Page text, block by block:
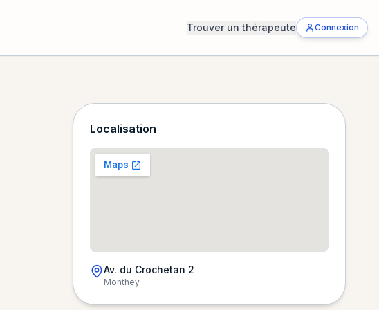
Trouver un thérapeute Connexion
Localisation
Chargement de la carte…
Av. du Crochetan 2
Monthey